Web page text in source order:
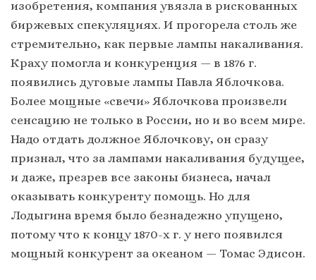
изобретения, компания увязла в рискованных
биржевых спекуляциях. И прогорела столь же
стремительно, как первые лампы накаливания.
Краху помогла и конкуренция — в 1876 г.
появились дуговые лампы Павла Яблочкова.
Более мощные «свечи» Яблочкова произвели
сенсацию не только в России, но и во всем мире.
Надо отдать должное Яблочкову, он сразу
признал, что за лампами накаливания будущее,
и даже, презрев все законы бизнеса, начал
оказывать конкуренту помощь. Но для
Лодыгина время было безнадежно упущено,
потому что к концу 1870-х г. у него появился
мощный конкурент за океаном — Томас Эдисон.